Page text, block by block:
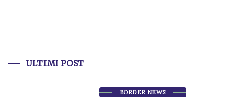
ULTIMI POST
BORDER NEWS